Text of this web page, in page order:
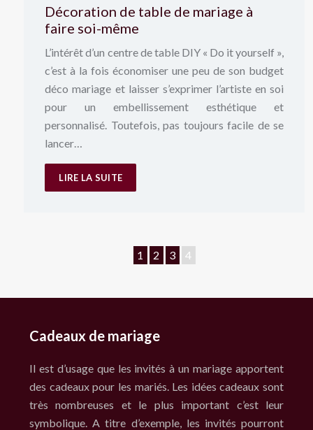
Décoration de table de mariage à
faire soi-même
L’intérêt d’un centre de table DIY « Do it yourself »,
c’est à la fois économiser une peu de son budget
déco mariage et laisser s’exprimer l’artiste en soi
pour un embellissement esthétique et
personnalisé. Toutefois, pas toujours facile de se
lancer…
LIRE LA SUITE
1 2 3 4
Cadeaux de mariage
Il est d’usage que les invités à un mariage apportent
des cadeaux pour les mariés. Les idées cadeaux sont
très nombreuses et le plus important c’est leur
symbolique. A titre d’exemple, les invités pourront